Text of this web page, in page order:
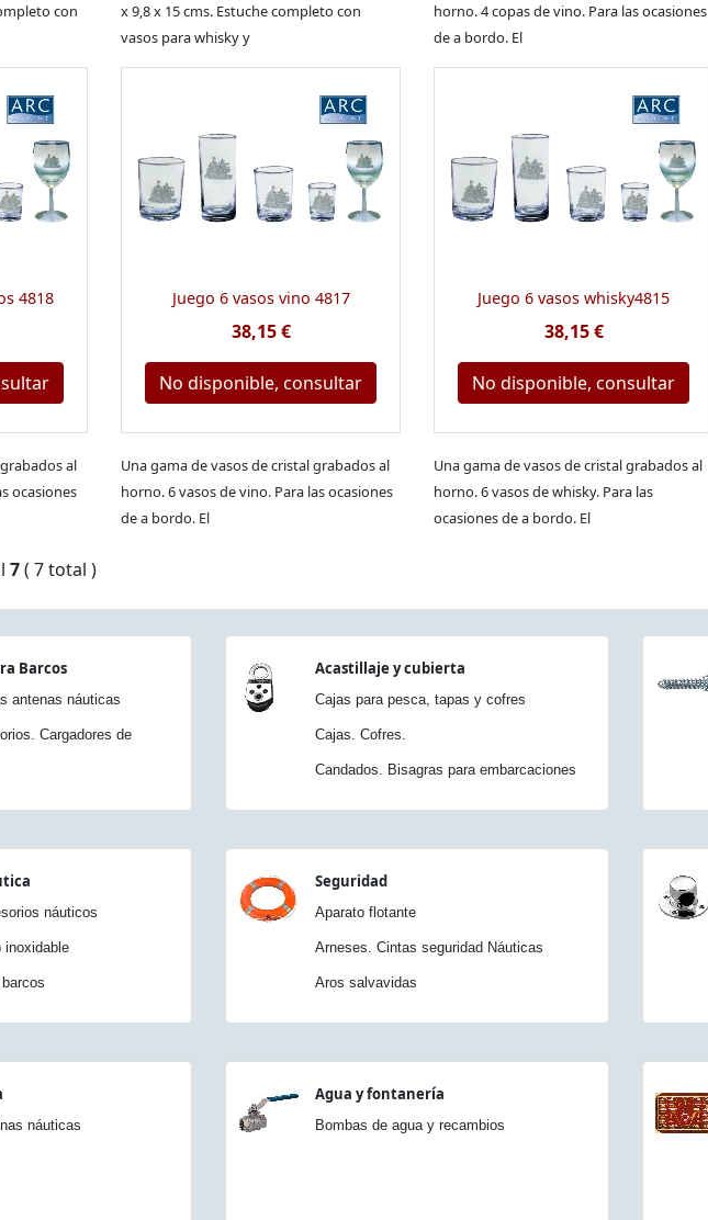
con
x 9,8 x 15 cms. Estuche completo con
vasos para whisky y
horno. 4 copas de vino. Para las ocasiones
de a bordo. El
4818
al
ocasiones
Juego 6 vasos vino 4817
38,15 €
No disponible, consultar
Una gama de vasos de cristal grabados al
horno. 6 vasos de vino. Para las ocasiones
de a bordo. El
Juego 6 vasos whisky4815
38,15 €
No disponible, consultar
Una gama de vasos de cristal grabados al
horno. 6 vasos de whisky. Para las
ocasiones de a bordo. El
7( 7 total )
Barcos
antenas náuticas
Cargadores de
Acastillaje y cubierta
Cajas para pesca, tapas y cofres
Cajas. Cofres.
Candados. Bisagras para embarcaciones
náuticos
inoxidable
Seguridad
Aparato flotante
Arneses. Cintas seguridad Náuticas
Aros salvavidas
náuticas
Agua y fontanería
Bombas de agua y recambios